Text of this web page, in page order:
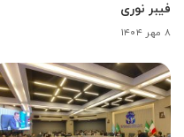
فیبر نوری
۸ مهر ۱۴۰۴